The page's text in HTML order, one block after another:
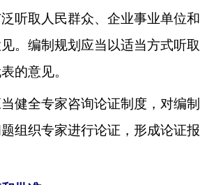
听取人民群众、企业事业单位和
。编制规划应当以适当方式听取
的意见。
全专家咨询论证制度，对编制
组织专家进行论证，形成论证报